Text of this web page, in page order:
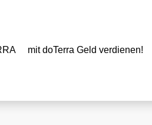
mit doTerra Geld verdienen!